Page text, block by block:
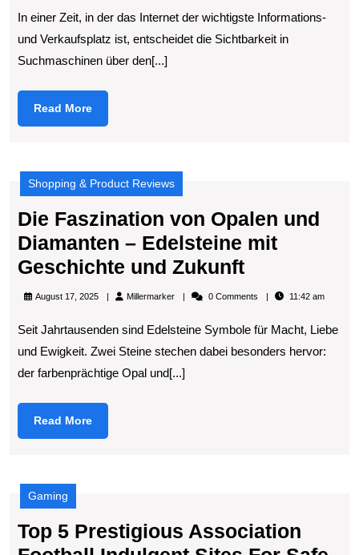
Mehr
In einer Zeit, in der das Internet der wichtigste Informations-
und Verkaufsplatz ist, entscheidet die Sichtbarkeit in
Suchmaschinen über den[...]
Read MoreRead
More
Shopping & Product Reviews
Die Faszination von Opalen und
Diamanten – Edelsteine mit
Geschichte und ZukunftDie
Faszination
Opalen
und
Zukunft
August 17, 2025 MillermarkerMillermarker0 Comments 11:42 am
Seit Jahrtausenden sind Edelsteine Symbole für Macht, Liebe
und Ewigkeit. Zwei Steine stechen dabei besonders hervor:
der farbenprächtige Opal und[...]
Read MoreRead
More
Gaming
Top 5 Prestigious Association